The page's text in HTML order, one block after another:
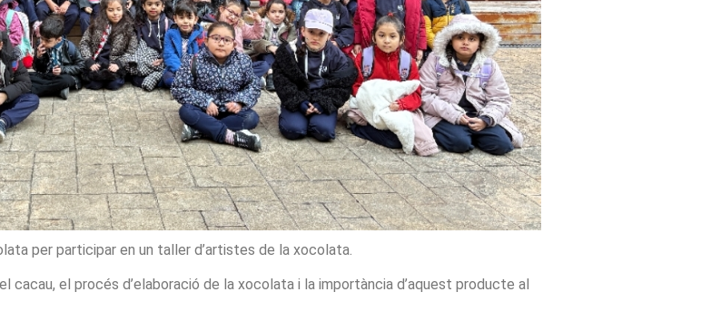
per participar en un taller d’artistes de la xocolata.
cacau, el procés d’elaboració de la xocolata i la importància d’aquest producte al